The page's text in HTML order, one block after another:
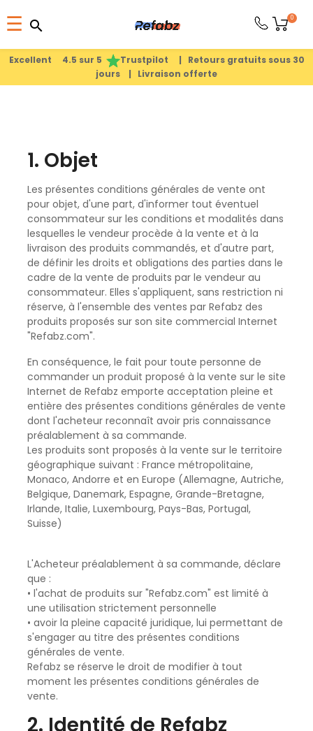
Excellent 4.5 sur 5 Trustpilot | Retours gratuits sous 30
jours | Livraison offerte
Basculer
la
navigation
☰ search
0
search
1. Objet
Les présentes conditions générales de vente ont
pour objet, d'une part, d'informer tout éventuel
consommateur sur les conditions et modalités dans
lesquelles le vendeur procède à la vente et à la
livraison des produits commandés, et d'autre part,
de définir les droits et obligations des parties dans le
cadre de la vente de produits par le vendeur au
consommateur. Elles s'appliquent, sans restriction ni
réserve, à l'ensemble des ventes par Refabz des
produits proposés sur son site commercial Internet
"Refabz.com".
En conséquence, le fait pour toute personne de
commander un produit proposé à la vente sur le site
Internet de Refabz emporte acceptation pleine et
entière des présentes conditions générales de vente
dont l'acheteur reconnaît avoir pris connaissance
préalablement à sa commande.
Les produits sont proposés à la vente sur le territoire
géographique suivant : France métropolitaine,
Monaco, Andorre et en Europe (Allemagne, Autriche,
Belgique, Danemark, Espagne, Grande-Bretagne,
Irlande, Italie, Luxembourg, Pays-Bas, Portugal,
Suisse)
L'Acheteur préalablement à sa commande, déclare
que :
• l'achat de produits sur "Refabz.com" est limité à
une utilisation strictement personnelle
• avoir la pleine capacité juridique, lui permettant de
s'engager au titre des présentes conditions
générales de vente.
Refabz se réserve le droit de modifier à tout
moment les présentes conditions générales de
vente.
2. Identité de Refabz
search
PRODUITS
PIÈCES
DÉTACHÉES
MEILLEURES
VENTES
PROPOS
MON
COMPTE
FR